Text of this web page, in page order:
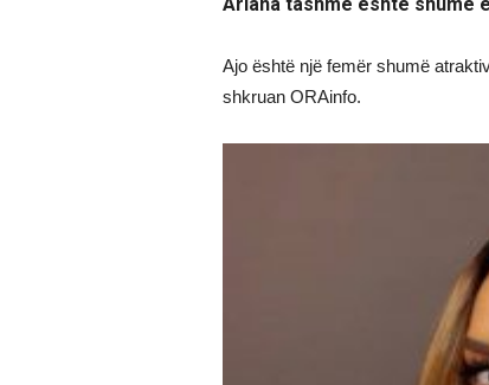
Ajo është një femër shumë
shkruan ORAinfo.